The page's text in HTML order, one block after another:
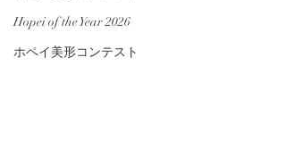
Hopei of the Year 2026
ホペイ美形コンテスト